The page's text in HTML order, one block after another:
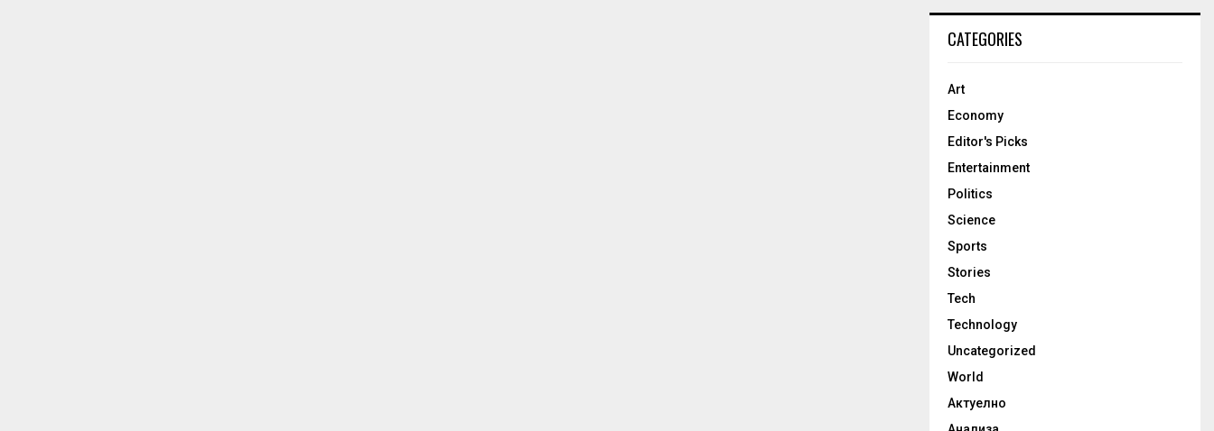
CATEGORIES
Art
Economy
Editor's Picks
Entertainment
Politics
Science
Sports
Stories
Tech
Technology
Uncategorized
World
Актуелно